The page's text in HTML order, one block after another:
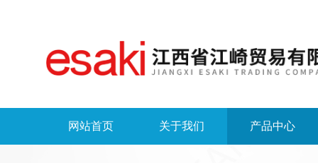
网站首页 关于我们 产品中心